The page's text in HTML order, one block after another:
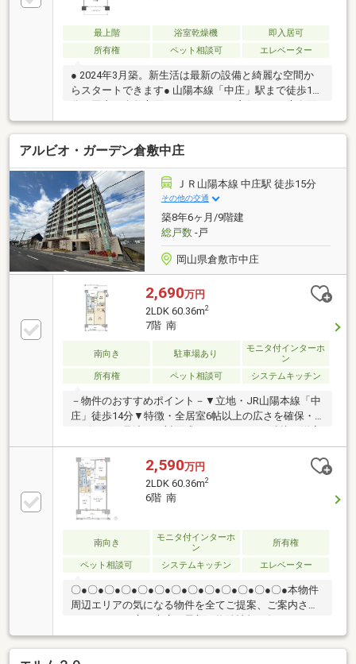
最上階 浴室乾燥機
即入居可
所有権
ペット相談可 エレベーター
● 2024年3月築。新生活は最新の設備と綺麗な空間か
らスタートできます● 山陽本線「中庄」駅まで徒歩13
積52.62平米。一人暮らしの方もゆったり過ごせる
1LDKの間取り● 効率的で使い勝手の良い食洗機付シス
テムキッチンを採用しています● 寒い季節の入浴や雨
天時の洗濯に重宝する、浴室暖房乾燥機を標準装備●
ペットも大切な家族。ペット飼育可能で、共に暮らせ
る設備が整っています● 留守中でも荷物を受け取れる
宅配ボックス完備。共働きや単身の方に便利です● モ
ニター付オートロックを備え、セキュリティが気にな
る方にも適しています
アルビオ・ガーデン倉敷中庄
ＪＲ山陽本線 中庄駅 徒歩15分
その他の交通
築8年6ヶ月/9階建
総戸数-戸
岡山県倉敷市中庄
2,690万円
2LDK 60.36m2
7階 南
南向き 駐車場あり
モニタ付インターホ
ン
所有権
ペット相談可 システムキッチン
－物件のおすすめポイント－▼立地・JR山陽本線「中
庄」徒歩14分▼特徴・全居室6帖以上の広さを確保・
は一体利用も可能・洗面室にリネン庫を設置・玄関ま
わりを綺麗に保てるSIC・スロップシンク付の南向き
バルコニー・プライバシーに配慮された玄関アルコー
ブ・ペット飼育可能(飼育細則有)▼設備・食洗機／浄
水器・宅配ボックス・オートロック▼周辺環境・ロー
ソンマスカットスタジアム前店 徒歩8分(約590m)■ ご
希望の住まい探しをお手伝いします ━━━━━・・・
物件の詳細・ご相談はお気軽にお問い合わせくださ
い。
2,590万円
2LDK 60.36m2
6階 南
南向き
モニタ付インターホ
ン
所有権
ペット相談可 システムキッチン エレベーター
〇●〇●〇●〇●〇●〇●〇●〇●〇●〇●〇●〇●〇●本物件
周辺エリアの気になる物件を全てご提案、ご案内させ
まとめて物件見学ができる見学ツアーは【その場で確
定！ 見学予約する（無料）からご予約下さい】〇●